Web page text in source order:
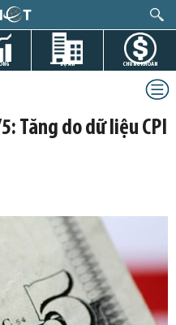
DỰ ÁN CHỨNG KHOÁN
Tăng do dữ liệu CPI